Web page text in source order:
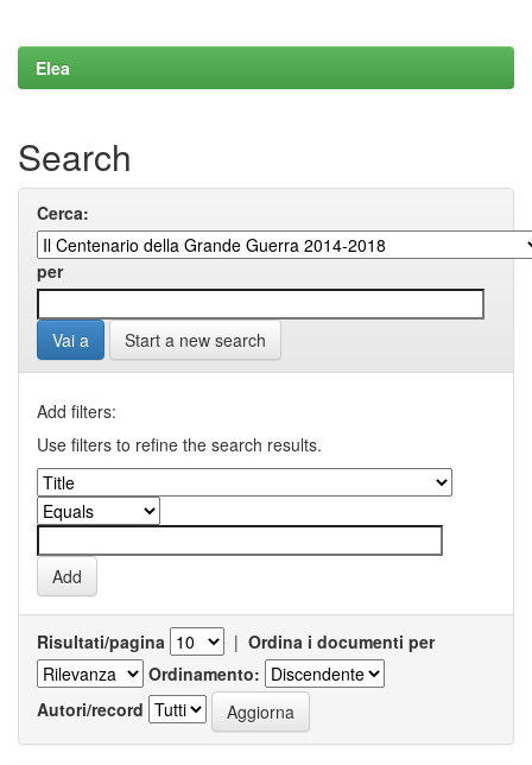
Elea
Search
Cerca:
per
Start a new search
Add filters:
Use filters to refine the search results.
Risultati/pagina | Ordina i documenti per
Ordinamento:
Autori/record